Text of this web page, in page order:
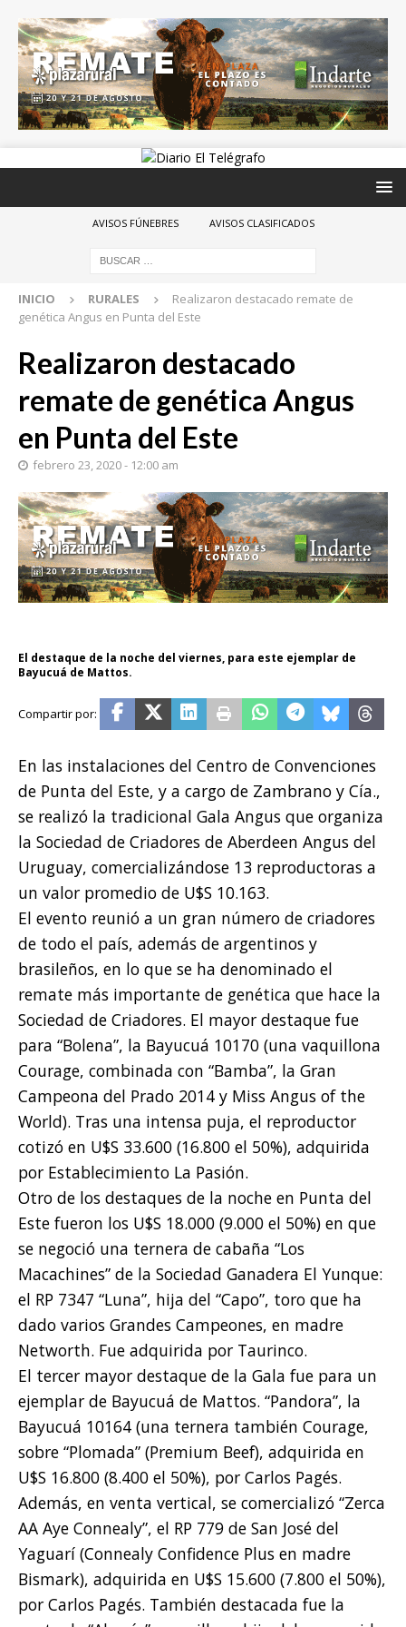
AVISOS FÚNEBRES AVISOS CLASIFICADOS
INICIO RURALES
Realizaron destacado remate de
genética Angus en Punta del Este
Realizaron destacado
remate de genética Angus
en Punta del Este
febrero 23, 2020 - 12:00 am
El destaque de la noche del viernes, para este ejemplar de
Bayucuá de Mattos.
En las instalaciones del Centro de Convenciones
de Punta del Este, y a cargo de Zambrano y Cía.,
se realizó la tradicional Gala Angus que organiza
la Sociedad de Criadores de Aberdeen Angus del
Uruguay, comercializándose 13 reproductoras a
un valor promedio de U$S 10.163.
El evento reunió a un gran número de criadores
de todo el país, además de argentinos y
brasileños, en lo que se ha denominado el
remate más importante de genética que hace la
Sociedad de Criadores. El mayor destaque fue
para “Bolena”, la Bayucuá 10170 (una vaquillona
Courage, combinada con “Bamba”, la Gran
Campeona del Prado 2014 y Miss Angus of the
World). Tras una intensa puja, el reproductor
cotizó en U$S 33.600 (16.800 el 50%), adquirida
por Establecimiento La Pasión.
Otro de los destaques de la noche en Punta del
Este fueron los U$S 18.000 (9.000 el 50%) en que
se negoció una ternera de cabaña “Los
Macachines” de la Sociedad Ganadera El Yunque:
el RP 7347 “Luna”, hija del “Capo”, toro que ha
dado varios Grandes Campeones, en madre
Networth. Fue adquirida por Taurinco.
El tercer mayor destaque de la Gala fue para un
ejemplar de Bayucuá de Mattos. “Pandora”, la
Bayucuá 10164 (una ternera también Courage,
sobre “Plomada” (Premium Beef), adquirida en
U$S 16.800 (8.400 el 50%), por Carlos Pagés.
Además, en venta vertical, se comercializó “Zerca
AA Aye Connealy”, el RP 779 de San José del
Yaguarí (Connealy Confidence Plus en madre
Bismark), adquirida en U$S 15.600 (7.800 el 50%),
por Carlos Pagés. También destacada fue la